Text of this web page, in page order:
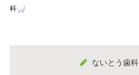
科
ないとう歯科